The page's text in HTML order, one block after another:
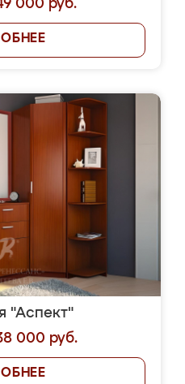
000 руб.
"Аспект"
000 руб.